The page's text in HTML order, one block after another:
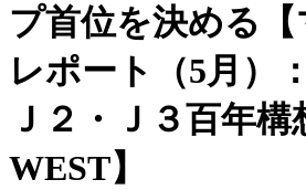
プ首位を決める
レポート（5月）
Ｊ２・Ｊ３百年
WEST】